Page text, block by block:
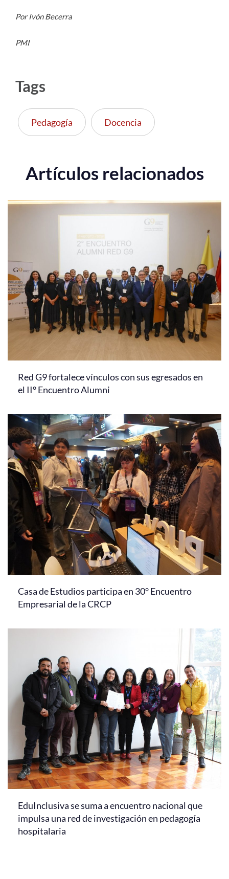
Por Ivón Becerra
PMI
Tags
Pedagogía Docencia
Artículos relacionados
Red G9 fortalece vínculos con sus egresados en
el II° Encuentro Alumni
Casa de Estudios participa en 30° Encuentro
Empresarial de la CRCP
EduInclusiva se suma a encuentro nacional que
impulsa una red de investigación en pedagogía
hospitalaria